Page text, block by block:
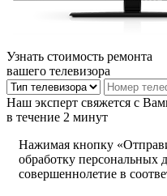
Узнать стоимость ремонта
вашего телевизора
Наш эксперт свяжется с
в течение 2 минут
Нажимая кнопку
обработку персональных
совершеннолетие в